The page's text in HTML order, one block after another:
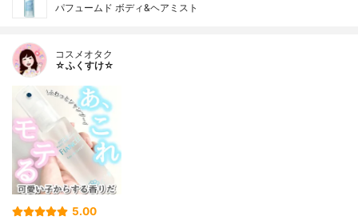
パフュームド ボディ&ヘアミスト
コスメオタク
☆ふくすけ☆
5.00